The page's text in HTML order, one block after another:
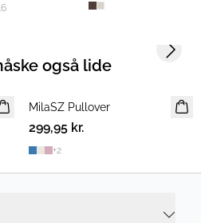
også lide
NYHED
2 FOR 500 DKK
MilaSZ Pullover
299,95 kr.
+2
Next